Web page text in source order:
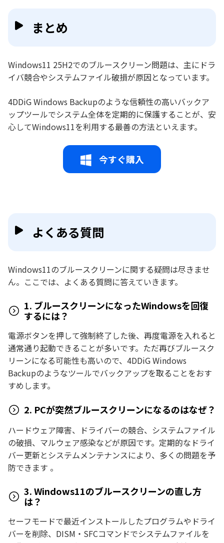
まとめ
Windows11 25H2でのブルースクリーン問題は、主にドラ
イバ競合やシステムファイル破損が原因となっています。
4DDiG Windows Backupのような信頼性の高いバックア
ップツールでシステム全体を定期的に保護することが、安
心してWindows11を利用する最善の方法といえます。
今すぐ購入
よくある質問
Windows11のブルースクリーンに関する疑問は尽きませ
ん。ここでは、よくある質問に答えていきます。
1. ブルースクリーンになったWindowsを回復
するには？
電源ボタンを押して強制終了した後、再度電源を入れると
通常通り起動できることが多いです。ただ再びブルースク
リーンになる可能性も高いので、4DDiG Windows
Backupのようなツールでバックアップを取ることをおす
すめします。
2. PCが突然ブルースクリーンになるのはなぜ？
ハードウェア障害、ドライバーの競合、システムファイル
の破損、マルウェア感染などが原因です。定期的なドライ
バー更新とシステムメンテナンスにより、多くの問題を予
防できます 。
3. Windows11のブルースクリーンの直し方
は？
セーフモードで最近インストールしたプログラムやドライ
バーを削除、DISM・SFCコマンドでシステムファイルを